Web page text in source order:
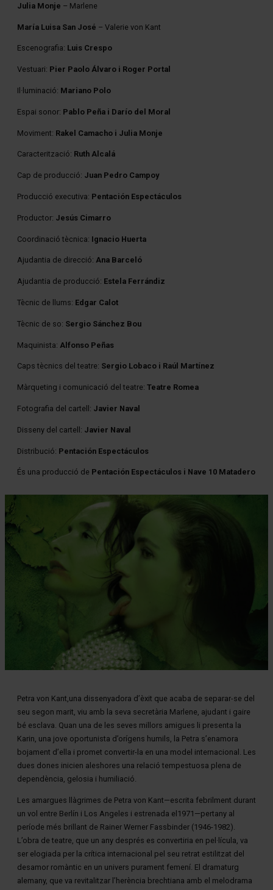
Julia Monje – Marlene
María Luisa San José – Valerie von Kant
Escenografia: Luis Crespo
Vestuari: Pier Paolo Álvaro i Roger Portal
Il·luminació: Mariano Polo
Espai sonor: Pablo Peña i Darío del Moral
Moviment: Rakel Camacho i Julia Monje
Caracterització: Ruth Alcalá
Cap de producció: Juan Pedro Campoy
Producció executiva: Pentación Espectáculos
Productor: Jesús Cimarro
Coordinació tècnica: Ignacio Huerta
Ajudantia de direcció: Ana Barceló
Ajudantia de producció: Estela Ferrándiz
Tècnic de llums: Edgar Calot
Tècnic de so: Sergio Sánchez Bou
Maquinista: Alfonso Peñas
Caps tècnics del teatre: Sergio Lobaco i Raúl Martínez
Màrqueting i comunicació del teatre: Teatre Romea
Fotografia del cartell: Javier Naval
Disseny del cartell: Javier Naval
Distribució: Pentación Espectáculos
És una producció de Pentación Espectáculos i Nave 10 Matadero
Petra von Kant,una dissenyadora d’èxit que acaba de separar-se del
seu segon marit, viu amb la seva secretària Marlene, ajudant i gaire
bé esclava. Quan una de les seves millors amigues li presenta la
Karin, una jove oportunista d’orígens humils, la Petra s’enamora
bojament d’ella i promet convertir-la en una model internacional. Les
dues dones inicien aleshores una relació tempestuosa plena de
dependència, gelosia i humiliació.
Les amargues llàgrimes de Petra von Kant—escrita febrilment durant
un vol entre Berlín i Los Angeles i estrenada el1971—pertany al
període més brillant de Rainer Werner Fassbinder (1946-1982).
L’obra de teatre, que un any després es convertiria en pel·lícula, va
ser elogiada per la crítica internacional pel seu retrat estilitzat del
desamor romàntic en un univers purament femení. El dramaturg
alemany, que va revitalitzar l’herència brechtiana amb el melodrama